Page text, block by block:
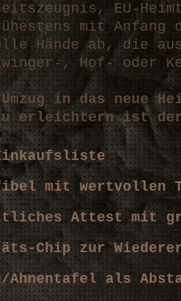
EU-
mit Anfang
Hände ab, die
, Hof- oder
Umzug in das neue
zu erleichtern ist
mit wertvollen
Attest mit
Chip zur
Ahnentafel als